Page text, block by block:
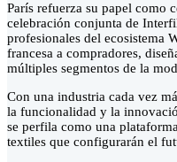
París refuerza su papel como
celebración conjunta de
profesionales del ecosistema
francesa a compradores,
múltiples segmentos de la
Con una industria cada vez
la funcionalidad y la
se perfila como una
textiles que configurarán el